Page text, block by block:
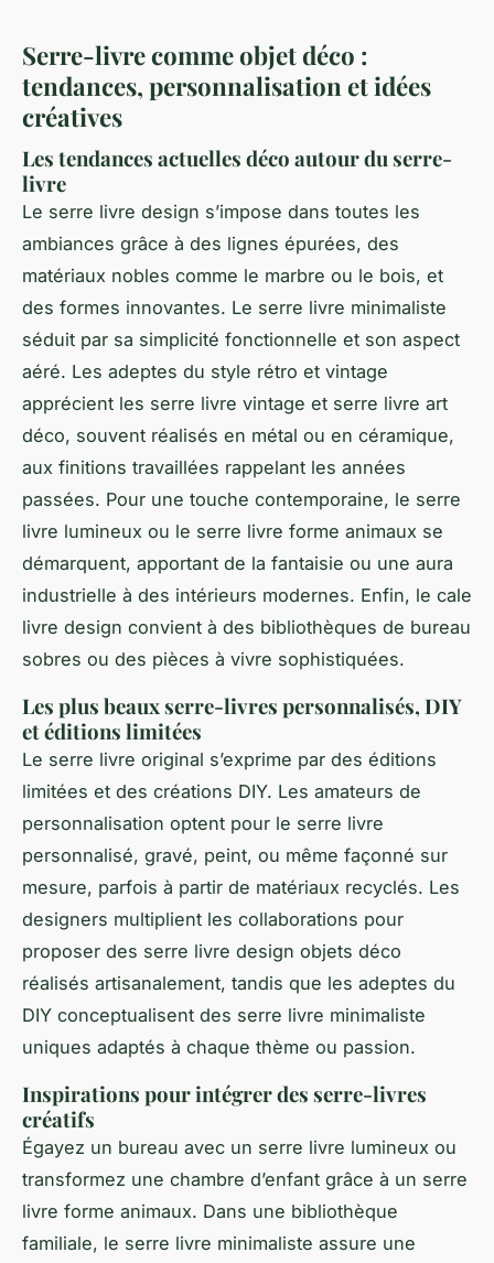
Serre-livre comme objet déco :
tendances, personnalisation et idées
créatives
Les tendances actuelles déco autour du serre-
livre
Le serre livre design s’impose dans toutes les
ambiances grâce à des lignes épurées, des
matériaux nobles comme le marbre ou le bois, et
des formes innovantes. Le serre livre minimaliste
séduit par sa simplicité fonctionnelle et son aspect
aéré. Les adeptes du style rétro et vintage
apprécient les serre livre vintage et serre livre art
déco, souvent réalisés en métal ou en céramique,
aux finitions travaillées rappelant les années
passées. Pour une touche contemporaine, le serre
livre lumineux ou le serre livre forme animaux se
démarquent, apportant de la fantaisie ou une aura
industrielle à des intérieurs modernes. Enfin, le cale
livre design convient à des bibliothèques de bureau
sobres ou des pièces à vivre sophistiquées.
Les plus beaux serre-livres personnalisés, DIY
et éditions limitées
Le serre livre original s’exprime par des éditions
limitées et des créations DIY. Les amateurs de
personnalisation optent pour le serre livre
personnalisé, gravé, peint, ou même façonné sur
mesure, parfois à partir de matériaux recyclés. Les
designers multiplient les collaborations pour
proposer des serre livre design objets déco
réalisés artisanalement, tandis que les adeptes du
DIY conceptualisent des serre livre minimaliste
uniques adaptés à chaque thème ou passion.
Inspirations pour intégrer des serre-livres
créatifs
Égayez un bureau avec un serre livre lumineux ou
transformez une chambre d’enfant grâce à un serre
livre forme animaux. Dans une bibliothèque
familiale, le serre livre minimaliste assure une